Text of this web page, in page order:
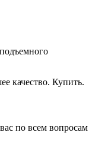
качество. Купить.
по всем вопросам